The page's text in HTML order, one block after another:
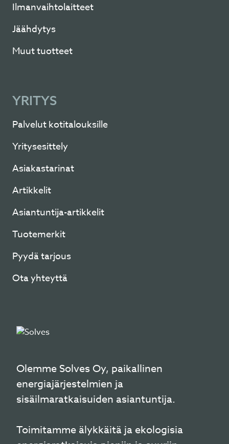
Ilmanvaihtolaitteet
Jäähdytys
Muut tuotteet
YRITYS
Palvelut kotitalouksille
Yritysesittely
Asiakastarinat
Artikkelit
Asiantuntija-artikkelit
Tuotemerkit
Pyydä tarjous
Ota yhteyttä
Olemme Solves Oy, paikallinen
energiajärjestelmien ja
sisäilmaratkaisuiden asiantuntija.
Toimitamme älykkäitä ja ekologisia